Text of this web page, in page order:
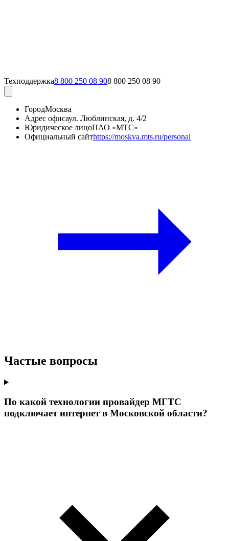
Техподдержка8 800 250 08 908 800 250 08 90
ГородМосква
Адрес офисаул. Люблинская, д. 4/2
Юридическое лицоПАО «МТС»
Официальный сайтhttps://moskva.mts.ru/personal
Частые вопросы
По какой технологии провайдер МГТС
подключает интернет в Московской области?